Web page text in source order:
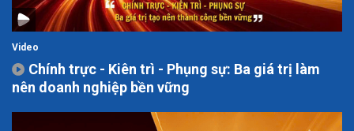
Video
Chính trực - Kiên trì - Phụng sự: Ba giá trị làm
nên doanh nghiệp bền vững